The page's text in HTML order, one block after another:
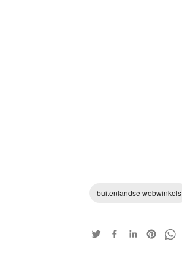
buitenlandse webwinkels